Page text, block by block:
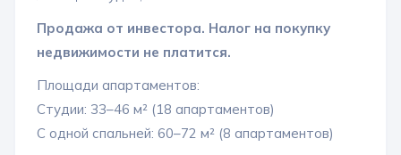
Продажа от инвестора. Налог на покупку
недвижимости не платится.
Площади апартаментов:
Студии: 33–46 м² (18 апартаментов)
С одной спальней: 60–72 м² (8 апартаментов)